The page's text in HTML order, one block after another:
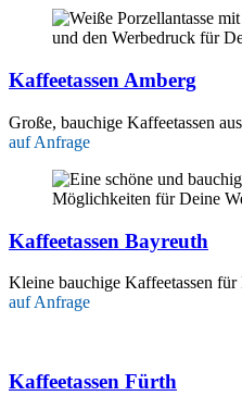
Kaffeetassen Amberg
Große, bauchige Kaffeetassen
auf Anfrage
Kaffeetassen Bayreuth
Kleine bauchige Kaffeetassen für
auf Anfrage
Kaffeetassen Fürth